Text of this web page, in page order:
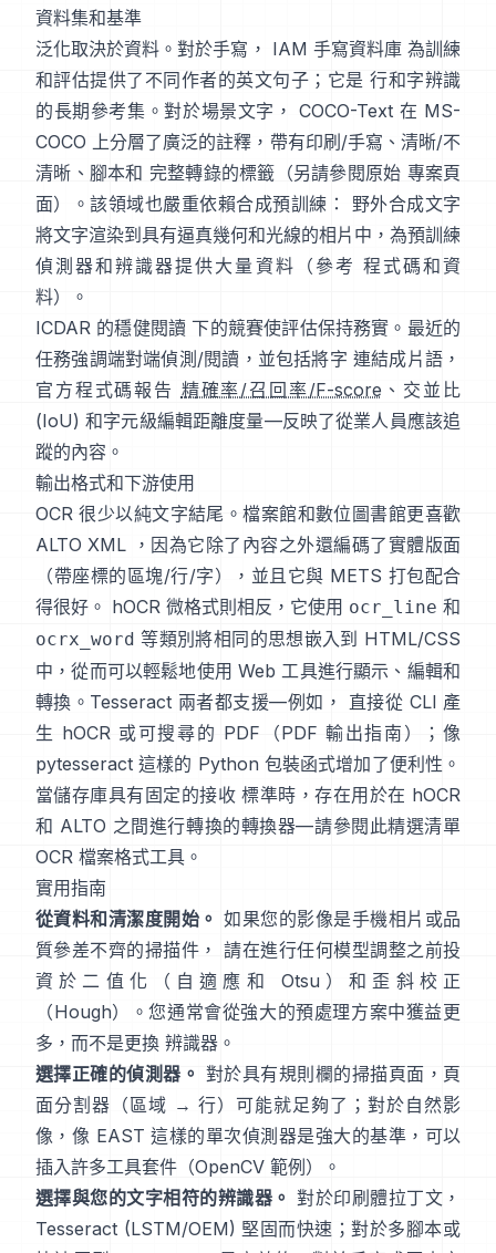
資料集和基準
泛化取決於資料。對於手寫， IAM 手寫資料庫 為訓練
和評估提供了不同作者的英文句子；它是 行和字辨識
的長期參考集。對於場景文字，
COCO-Text 在 MS-
COCO 上分層了廣泛的註釋，帶有印刷/手寫、清晰/不
清晰、腳本和 完整轉錄的標籤（另請參閱原始 專案頁
面）。該領域也嚴重依賴合成預訓練：
野外合成文字
將文字渲染到具有逼真幾何和光線的相片中，為預訓練
偵測器和辨識器提供大量資料（參考 程式碼和資
料）。
ICDAR 的穩健閱讀 下的競賽使評估保持務實。最近的
任務強調端對端偵測/閱讀，並包括將字 連結成片語，
官方程式碼報告 精確率/召回率/F-score 、交並比
(IoU) 和字元級編輯距離度量—反映了從業人員應該追
蹤的內容。
輸出格式和下游使用
OCR 很少以純文字結尾。檔案館和數位圖書館更喜歡
ALTO XML ，因為它除了內容之外還編碼了實體版面
（帶座標的區塊/行/字），並且它與 METS 打包配合
得很好。 hOCR 微格式則相反，它使用 ocr_line 和
ocrx_word 等類別將相同的思想嵌入到 HTML/CSS
中，從而可以輕鬆地使用 Web 工具進行顯示、編輯和
轉換。Tesseract 兩者都支援—例如， 直接從 CLI 產
生 hOCR 或可搜尋的 PDF（PDF 輸出指南 ）；像
pytesseract 這樣的 Python 包裝函式增加了便利性。
當儲存庫具有固定的接收 標準時，存在用於在 hOCR
和 ALTO 之間進行轉換的轉換器—請參閱此精選清單
OCR 檔案格式工具 。
實用指南
從資料和清潔度開始。 如果您的影像是手機相片或品
質參差不齊的掃描件， 請在進行任何模型調整之前投
資於二值化（ 自適應和 Otsu）和歪斜校正
（Hough）。您通常會從強大的預處理方案中獲益更
多，而不是更換 辨識器。
選擇正確的偵測器。 對於具有規則欄的掃描頁面，頁
面分割器（區域 → 行）可能就足夠了；對於自然影
像，像 EAST 這樣的單次偵測器是強大的基準，可以
插入許多工具套件（OpenCV 範例 ）。
選擇與您的文字相符的辨識器。 對於印刷體拉丁文，
Tesseract (LSTM/OEM) 堅固而快速；對於多腳本或